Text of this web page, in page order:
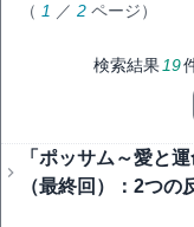
（ 1 ／ 2 ページ）
検索結果 19
「ポッサム～愛と
（最終回）：2つ